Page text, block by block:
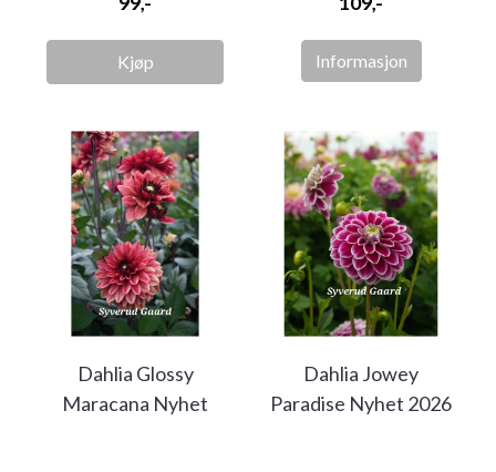
Kjøp Informasjon
Dahlia Glossy
Maracana Nyhet
Dahlia Jowey
Paradise Nyhet 2026